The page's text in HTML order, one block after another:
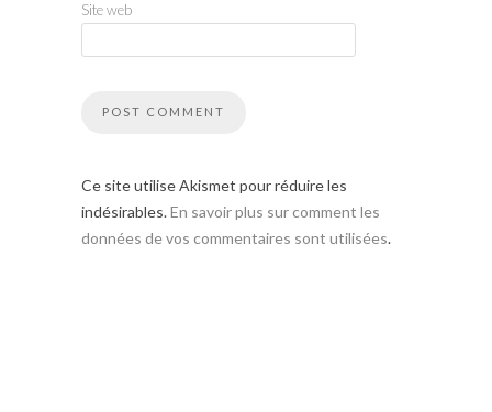
Site web
Ce site utilise Akismet pour réduire les
indésirables.En savoir plus sur comment les
données de vos commentaires sont utilisées.